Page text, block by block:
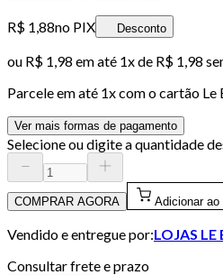
R$ 1,88no PIX Desconto
ou R$ 1,98 em até 1x de R$ 1,98
Parcele em até 1x com o cartão Le
Ver mais formas de pagamento
Selecione ou digite a quantidade
COMPRAR AGORA Adicionar ao
Vendido e entregue por:LOJAS LE
Consultar frete e prazo